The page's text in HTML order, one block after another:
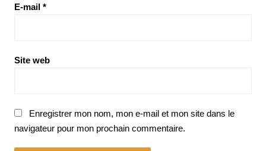
E-mail *
Site web
Enregistrer mon nom, mon e-mail et mon site dans le
navigateur pour mon prochain commentaire.